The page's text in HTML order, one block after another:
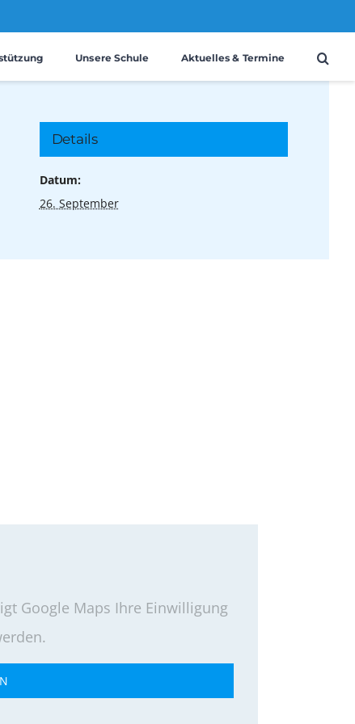
Unsere Schule Aktuelles & Termine
Details
Datum:
26. September
Google Maps Ihre Einwilligung